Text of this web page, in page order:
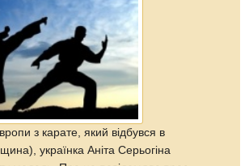
з карате, який відбувся в
українка Аніта Серьогіна